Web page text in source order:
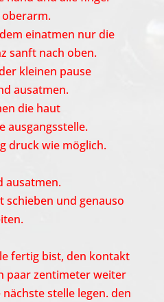
einatmen nur die
sanft nach oben.
kleinen pause
ausatmen.
die haut
ausgangsstelle.
druck wie möglich.
ausatmen.
schieben und genauso
fertig bist, den kontakt
paar zentimeter weiter
stelle legen. den